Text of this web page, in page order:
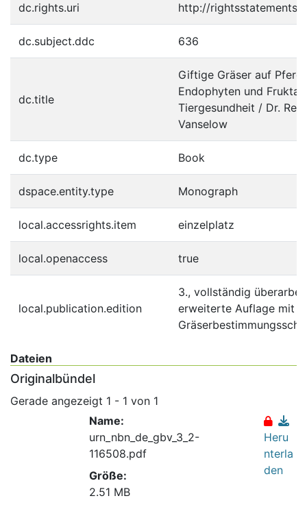
dc.rights.uri http://
dc.subject.ddc 636
dc.title
Giftige Gräser auf
Endophyten und
Tiergesundheit / Dr.
Vanselow
dc.type Book
dspace.entity.type Monograph
local.accessrights.item einzelplatz
local.openaccess true
local.publication.edition
3., vollständig
erweiterte Auflage mit
Dateien
Originalbündel
Gerade angezeigt 1 - 1 von 1
Name:
urn_nbn_de_gbv_3_2-
116508.pdf
Größe:
2.51 MB
Heru
nterla
den